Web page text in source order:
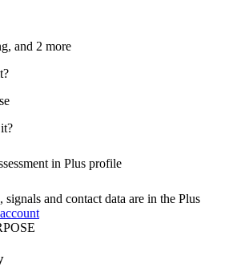
and 2 more
in Plus profile
and contact data are in the Plus